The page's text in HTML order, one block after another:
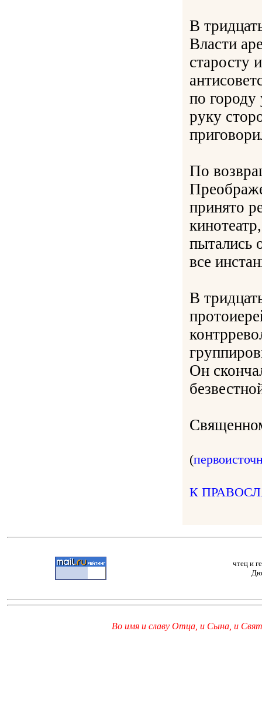
В
Власти
старосту
по городу
руку
По
принято
пытались
все
В
Он
(
К
чтец и
Во имя и славу Отца, и Сына, и